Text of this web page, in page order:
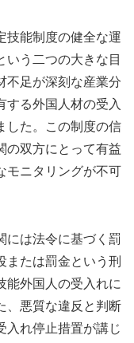
技能制度の健全な運
いう二つの大きな目
不足が深刻な産業分
する外国人材の受入
した。この制度の信
の双方にとって有益
モニタリングが不可
には法令に基づく罰
または罰金という刑
能外国人の受入れに
、悪質な違反と判断
入れ停止措置が講じ